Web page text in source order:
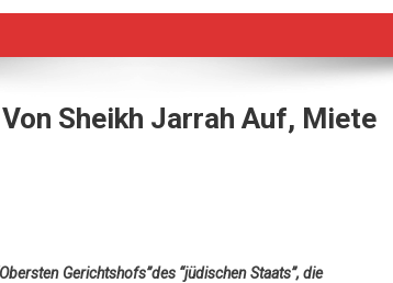
Sheikh Jarrah Auf, Miete
Gerichtshofs”des “jüdischen Staats”, die